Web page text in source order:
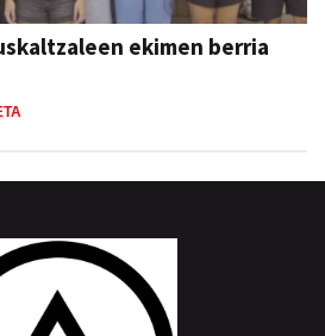
ekimen berria